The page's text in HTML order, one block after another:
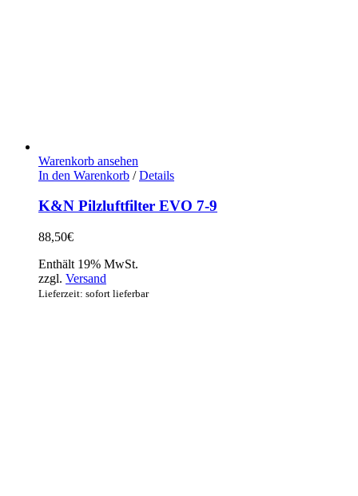
Warenkorb ansehen
In den Warenkorb / Details
K&N Pilzluftfilter EVO 7-9
88,50€
Enthält 19% MwSt.
zzgl. Versand
Lieferzeit: sofort lieferbar